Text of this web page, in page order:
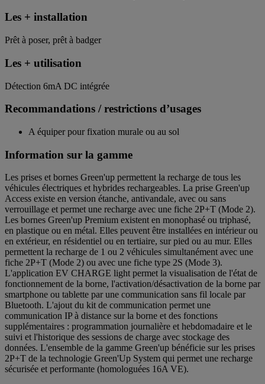
Les + installation
Prêt à poser, prêt à badger
Les + utilisation
Détection 6mA DC intégrée
Recommandations / restrictions d’usages
A équiper pour fixation murale ou au sol
Information sur la gamme
Les prises et bornes Green'up permettent la recharge de tous les
véhicules électriques et hybrides rechargeables. La prise Green'up
Access existe en version étanche, antivandale, avec ou sans
verrouillage et permet une recharge avec une fiche 2P+T (Mode 2).
Les bornes Green'up Premium existent en monophasé ou triphasé,
en plastique ou en métal. Elles peuvent être installées en intérieur ou
en extérieur, en résidentiel ou en tertiaire, sur pied ou au mur. Elles
permettent la recharge de 1 ou 2 véhicules simultanément avec une
fiche 2P+T (Mode 2) ou avec une fiche type 2S (Mode 3).
L'application EV CHARGE light permet la visualisation de l'état de
fonctionnement de la borne, l'activation/désactivation de la borne par
smartphone ou tablette par une communication sans fil locale par
Bluetooth. L'ajout du kit de communication permet une
communication IP à distance sur la borne et des fonctions
supplémentaires : programmation journalière et hebdomadaire et le
suivi et l'historique des sessions de charge avec stockage des
données. L'ensemble de la gamme Green'up bénéficie sur les prises
2P+T de la technologie Green'Up System qui permet une recharge
sécurisée et performante (homologuées 16A VE).